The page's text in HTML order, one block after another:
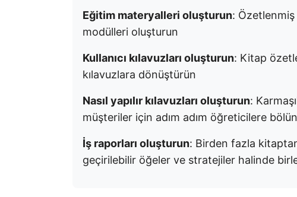
Eğitim materyalleri oluşturun:
modülleri oluşturun
Kullanıcı kılavuzları oluşturun: Kitap
kılavuzlara dönüştürün
Nasıl yapılır kılavuzları oluşturun:
müşteriler için adım adım öğreticilere bölün
İş raporları oluşturun: Birden fazla
geçirilebilir öğeler ve stratejiler halinde